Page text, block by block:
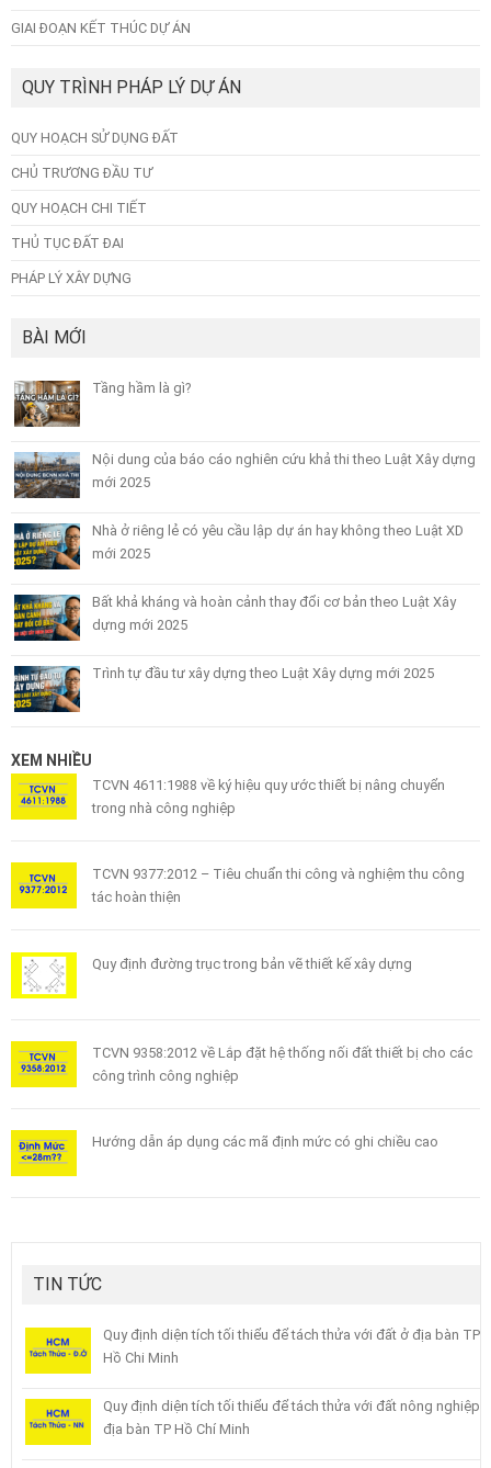
GIAI ĐOẠN KẾT THÚC DỰ ÁN
QUY TRÌNH PHÁP LÝ DỰ ÁN
QUY HOẠCH SỬ DỤNG ĐẤT
CHỦ TRƯƠNG ĐẦU TƯ
QUY HOẠCH CHI TIẾT
THỦ TỤC ĐẤT ĐAI
PHÁP LÝ XÂY DỰNG
BÀI MỚI
Tầng hầm là gì?
Nội dung của báo cáo nghiên cứu khả thi theo Luật Xây dựng
mới 2025
Nhà ở riêng lẻ có yêu cầu lập dự án hay không theo Luật XD
mới 2025
Bất khả kháng và hoàn cảnh thay đổi cơ bản theo Luật Xây
dựng mới 2025
Trình tự đầu tư xây dựng theo Luật Xây dựng mới 2025
XEM NHIỀU
TCVN 4611:1988 về ký hiệu quy ước thiết bị nâng chuyển
trong nhà công nghiệp
TCVN 9377:2012 – Tiêu chuẩn thi công và nghiệm thu công
tác hoàn thiện
Quy định đường trục trong bản vẽ thiết kế xây dựng
TCVN 9358:2012 về Lắp đặt hệ thống nối đất thiết bị cho các
công trình công nghiệp
Hướng dẫn áp dụng các mã định mức có ghi chiều cao
TIN TỨC
Quy định diện tích tối thiểu để tách thửa với đất ở địa bàn TP
Hồ Chi Minh
Quy định diện tích tối thiểu để tách thửa với đất nông nghiệp
địa bàn TP Hồ Chí Minh